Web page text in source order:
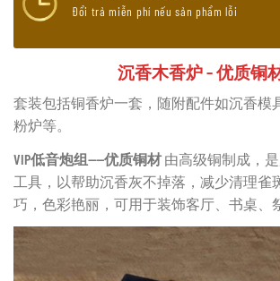
Đổi trả miễn phí nếu sản phẩm lỗi
沉香木香炉 – 优质铜
套装包括铜香炉一套，随附配件如沉香模
粉炉等。
VIP低音炮组——优质铜材 由高级铜制成，
工具，以帮助沉香灰不掉落，减少清理雀
巧，色彩艳丽，可用于装饰客厅、书桌、